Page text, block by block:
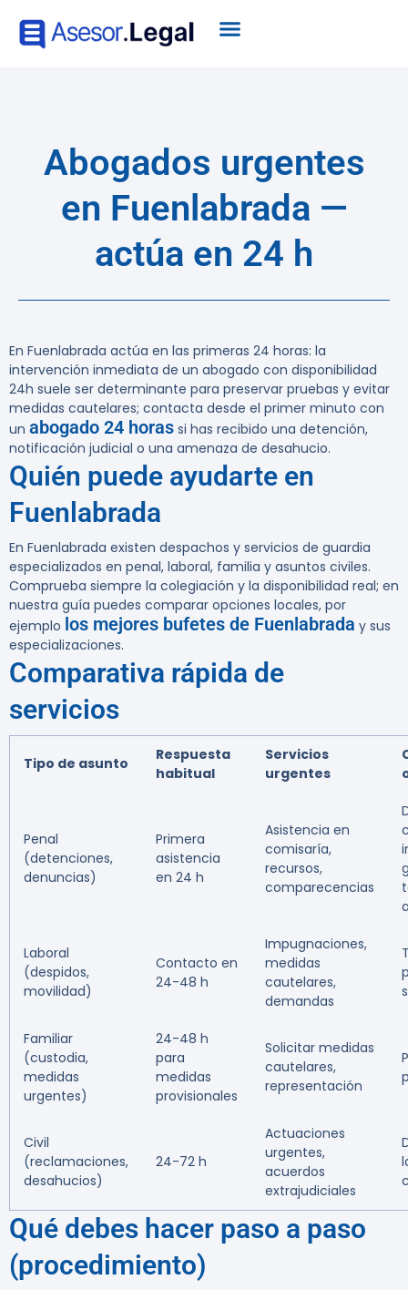
Abogados urgentes
en Fuenlabrada —
actúa en 24 h
En Fuenlabrada actúa en las primeras 24 horas: la
intervención inmediata de un abogado con disponibilidad
24h suele ser determinante para preservar pruebas y evitar
medidas cautelares; contacta desde el primer minuto con
un abogado 24 horas si has recibido una detención,
notificación judicial o una amenaza de desahucio.
Quién puede ayudarte en
Fuenlabrada
En Fuenlabrada existen despachos y servicios de guardia
especializados en penal, laboral, familia y asuntos civiles.
Comprueba siempre la colegiación y la disponibilidad real; en
nuestra guía puedes comparar opciones locales, por
ejemplo los mejores bufetes de Fuenlabrada y sus
especializaciones.
Comparativa rápida de
servicios
Tipo de asunto
Respuesta
habitual
Servicios
urgentes
Penal
(detenciones,
denuncias)
Primera
asistencia
en 24 h
Asistencia en
comisaría,
recursos,
comparecencias
Laboral
(despidos,
movilidad)
Contacto en
24-48 h
Impugnaciones,
medidas
cautelares,
demandas
Familiar
(custodia,
medidas
urgentes)
24-48 h
para
medidas
provisionales
Solicitar medidas
cautelares,
representación
Civil
(reclamaciones,
desahucios)
24-72 h
Actuaciones
urgentes,
acuerdos
extrajudiciales
Qué debes hacer paso a paso
(procedimiento)